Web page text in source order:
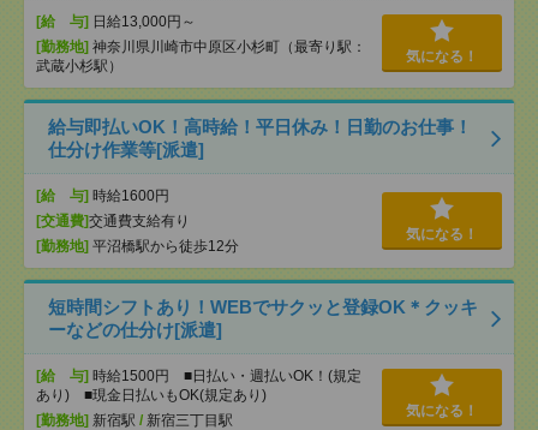
[給 与] 日給13,000円～
[勤務地] 神奈川県川崎市中原区小杉町（最寄り駅：
武蔵小杉駅）
気になる！
給与即払いOK！高時給！平日休み！日勤のお仕事！
仕分け作業等[派遣]
[給 与] 時給1600円
[交通費]交通費支給有り
[勤務地] 平沼橋駅から徒歩12分
気になる！
短時間シフトあり！WEBでサクッと登録OK＊クッキ
ーなどの仕分け[派遣]
[給 与] 時給1500円 ■日払い・週払いOK！(規定
あり) ■現金日払いもOK(規定あり)
[勤務地] 新宿駅 / 新宿三丁目駅
気になる！